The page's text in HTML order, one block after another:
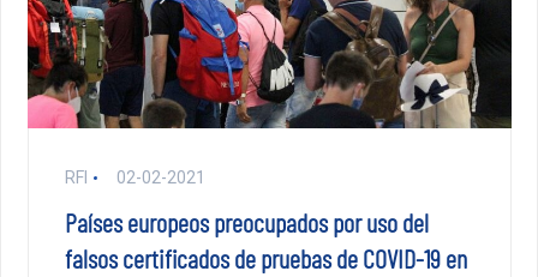
RFI 02-02-2021
Países europeos preocupados por uso del
falsos certificados de pruebas de COVID-19 en